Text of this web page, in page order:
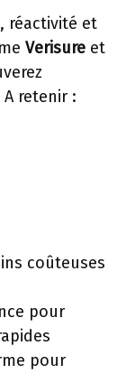
réactivité et
Verisure et
retenir :
coûteuses
pour
pour